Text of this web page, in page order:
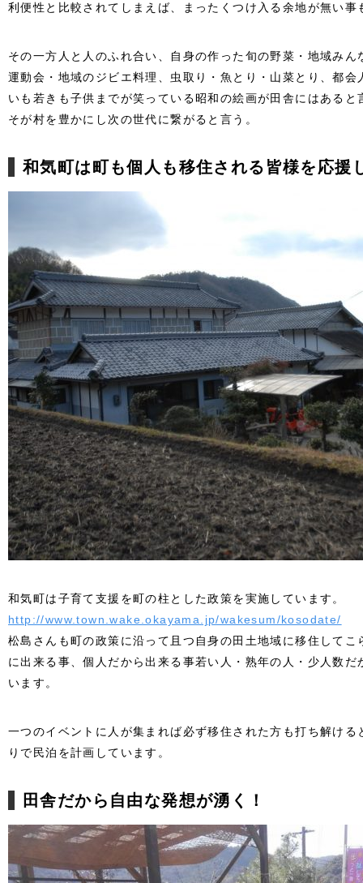
利便性と比較されてしまえば、まったくつけ入る余地が無い事
その一方人と人のふれ合い、自身の作った旬の野菜・地域み
運動会・地域のジビエ料理、虫取り・魚とり・山菜とり、都
いも若きも子供までが笑っている昭和の絵画が田舎にはある
そが村を豊かにし次の世代に繋がると言う。
和気町は町も個人も移住される皆様を応援
和気町は子育て支援を町の柱とした政策を実施しています。
http://www.town.wake.okayama.jp/wakesum/kosodate/
松島さんも町の政策に沿って且つ自身の田土地域に移住して
に出来る事、個人だから出来る事若い人・熟年の人・少人数
います。
一つのイベントに人が集まれば必ず移住された方も打ち解け
りで民泊を計画しています。
田舎だから自由な発想が湧く！